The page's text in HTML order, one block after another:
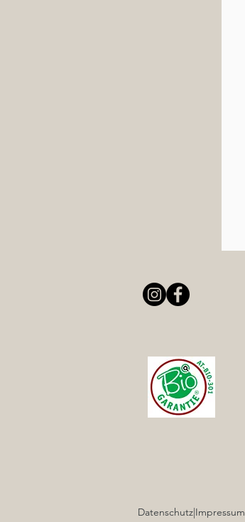
Datenschutz|Impressum